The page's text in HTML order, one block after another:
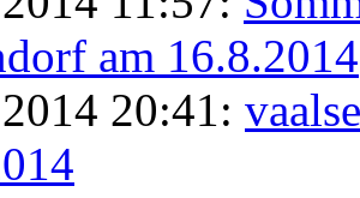
am 16.8.2014
20:41: